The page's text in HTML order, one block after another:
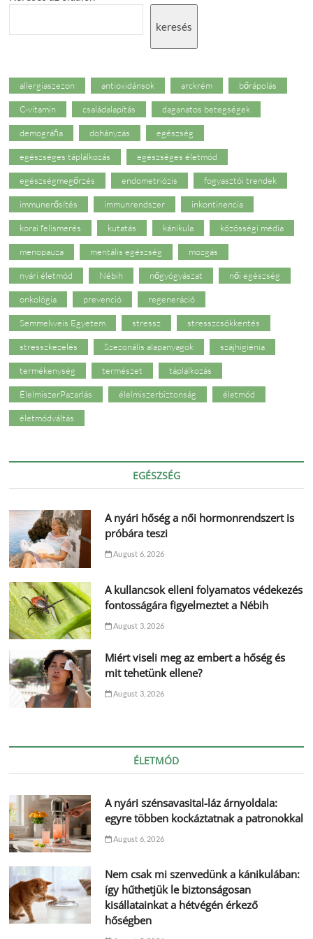
keresés
allergiaszezon antioxidánsok arckrém bőrápolás
C-vitamin családalapítás daganatos betegségek
demográfia dohányzás egészség
egészséges táplálkozás egészséges életmód
egészségmegőrzés endometriózis fogyasztói trendek
immunerősítés immunrendszer inkontinencia
korai felismerés kutatás kánikula közösségi média
menopauza mentális egészség mozgás
nyári életmód Nébih nőgyógyászat női egészség
onkológia prevenció regeneráció
Semmelweis Egyetem stressz stresszcsökkentés
stresszkezelés Szezonális alapanyagok szájhigiénia
termékenység természet táplálkozás
ÉlelmiszerPazarlás élelmiszerbiztonság életmód
életmódváltás
EGÉSZSÉG
A nyári hőség a női hormonrendszert is
próbára teszi
August 6, 2026
A kullancsok elleni folyamatos védekezés
fontosságára figyelmeztet a Nébih
August 3, 2026
Miért viseli meg az embert a hőség és
mit tehetünk ellene?
August 3, 2026
ÉLETMÓD
A nyári szénsavasital-láz árnyoldala:
egyre többen kockáztatnak a patronokkal
August 6, 2026
Nem csak mi szenvedünk a kánikulában:
így hűthetjük le biztonságosan
kisállatainkat a hétvégén érkező
hőségben